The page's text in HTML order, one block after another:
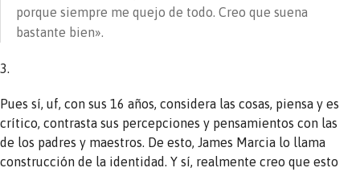
porque siempre me quejo de todo. Creo que suena
bastante bien».
3.
Pues sí, uf, con sus 16 años, considera las cosas, piensa y es
crítico, contrasta sus percepciones y pensamientos con las
de los padres y maestros. De esto, James Marcia lo llama
construcción de la identidad. Y sí, realmente creo que esto